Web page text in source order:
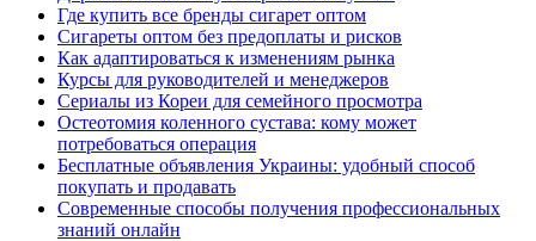
Где купить все бренды сигарет оптом
Сигареты оптом без предоплаты и рисков
Как адаптироваться к изменениям рынка
Курсы для руководителей и менеджеров
Сериалы из Кореи для семейного просмотра
Остеотомия коленного сустава: кому может
потребоваться операция
Бесплатные объявления Украины: удобный способ
покупать и продавать
Современные способы получения профессиональных
знаний онлайн